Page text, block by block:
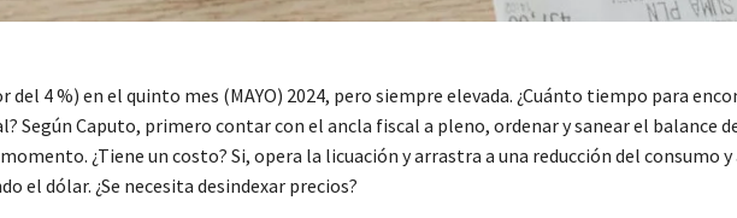
4 %) en el quinto mes (MAYO) 2024, pero siempre elevada. ¿Cuánto tiempo para
Según Caputo, primero contar con el ancla fiscal a pleno, ordenar y sanear el balance
¿Tiene un costo? Si, opera la licuación y arrastra a una reducción del consumo
el dólar. ¿Se necesita desindexar precios?